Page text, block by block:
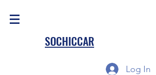
SOCHICCAR
Log In